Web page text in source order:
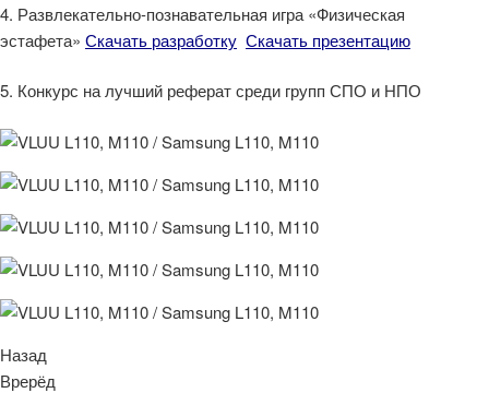
4. Развлекательно-познавательная игра «Физическая
эстафета» Скачать разработку Скачать презентацию
5. Конкурс на лучший реферат среди групп СПО и НПО
Назад
Врерёд